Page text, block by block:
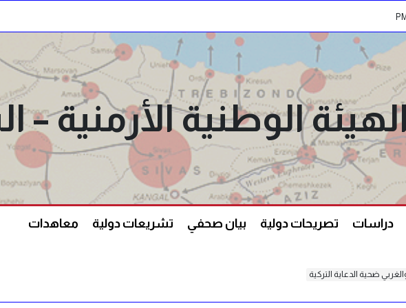
PM
الوطنية الأرمنية
دراسات تصريحات دولية بيان صحفي تشريعات دولية معاهدات
ضحية الدعاية التركية